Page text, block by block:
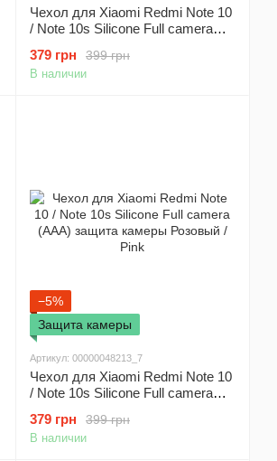
Чехол для Xiaomi Redmi Note 10
/ Note 10s Silicone Full camera
Фиолетовый / Violet
399 грн
379 грн
В наличии
−5%
Защита камеры
Артикул: 00000048213_7
Чехол для Xiaomi Redmi Note 10
/ Note 10s Silicone Full camera
Pink
399 грн
379 грн
В наличии